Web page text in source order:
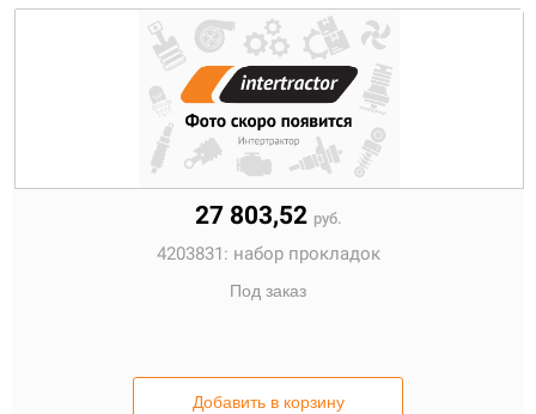
27 803,52 руб.
4203831: набор прокладок
Под заказ
Добавить в корзину